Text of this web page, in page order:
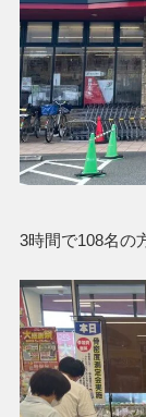
3時間で108名の